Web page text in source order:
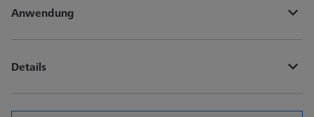
Anwendung
Details